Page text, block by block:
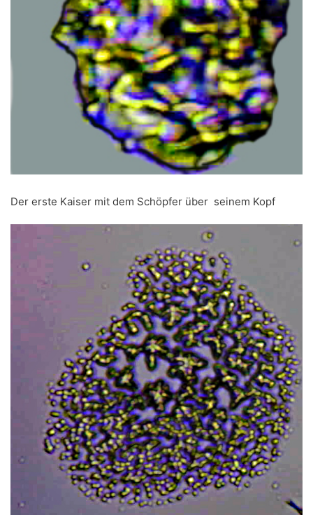
Der erste Kaiser mit dem Schöpfer über seinem Kopf